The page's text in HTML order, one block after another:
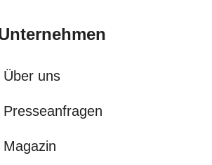
Über uns
Presseanfragen
Magazin